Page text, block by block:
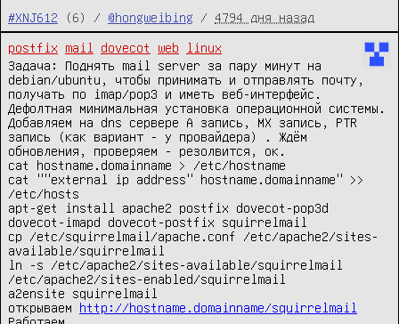
#XNJ612
(6) / @hongweibing / 4794 дня назад
postfix mail dovecot web
linux
Задача: Поднять mail server за пару минут на
debian/ubuntu, чтобы принимать и отправлять почту,
получать по imap/pop3 и иметь веб-интерфейс.
Дефолтная минимальная установка операционной системы.
Добавляем на dns сервере A запись, MX запись, PTR
запись (как вариант - у провайдера) . Ждём
обновления, проверяем - резолвится, ок.
cat hostname.domainname > /etc/hostname
cat ""external ip address" hostname.domainname" >>
/etc/hosts
apt-get install apache2 postfix dovecot-pop3d
dovecot-imapd dovecot-postfix squirrelmail
cp /etc/squirrelmail/apache.conf /etc/apache2/sites-
available/squirrelmail
ln -s /etc/apache2/sites-available/squirrelmail
/etc/apache2/sites-enabled/squirrelmail
a2ensite squirrelmail
открываем http://hostname.domainname/squirrelmail